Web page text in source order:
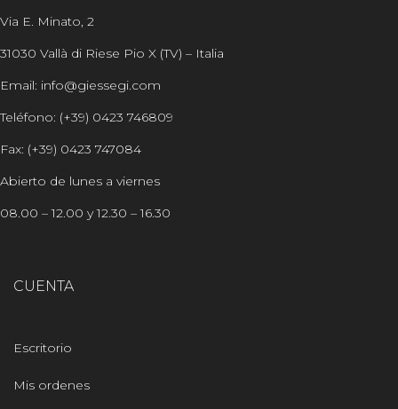
Via E. Minato, 2
31030 Vallà di Riese Pio X (TV) – Italia
Email: info@giessegi.com
Teléfono: (+39) 0423 746809
Fax: (+39) 0423 747084
Abierto de lunes a viernes
08.00 – 12.00 y 12.30 – 16.30
CUENTA
Escritorio
Mis ordenes